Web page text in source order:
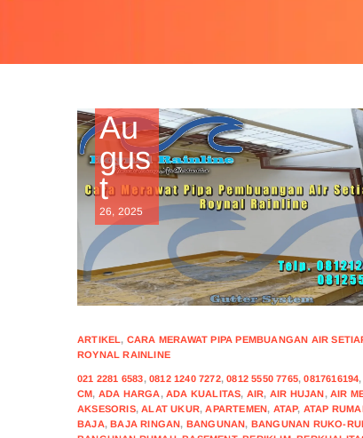
Au
gus
t
26, 2025
ARTIKEL, CARA MERAWAT PIPA PEMBUANGAN AIR
ROYNAL RAINLINE
021 2281 6583,0812 1240 7272,0812 5550 7765,0817616194,
CM, ADA HARGA,ADA KUALITAS, AIR, AIR HUJAN,AIR
AKSESORIS,ALAT UKUR,APARTEMEN, ATAP, ATAP
BAJA,BAJA RINGAN, BANGUNAN, BANGUNAN RUKO-